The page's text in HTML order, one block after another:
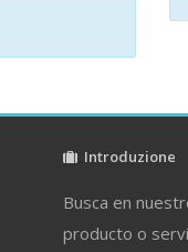
Introduzione
Busca en
producto o